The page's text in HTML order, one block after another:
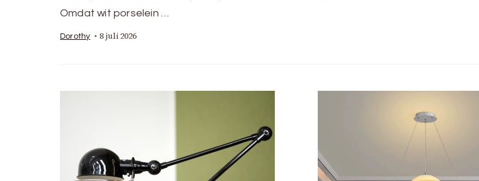
Omdat wit porselein …
Dorothy 8 juli 2026